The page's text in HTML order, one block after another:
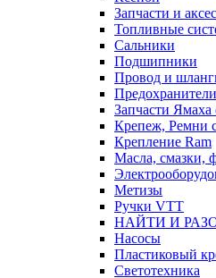
Запчасти и
Топливные
Сальники
Подшипники
Провод и
Предохранители
Запчасти
Крепеж, Ремни
Крепление Ram
Масла, смазки,
Метизы
Ручки VTT
НАЙТИ И
Насосы
Пластиковый
Светотехника